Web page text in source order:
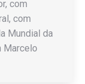
com
com
Mundial da
Marcelo